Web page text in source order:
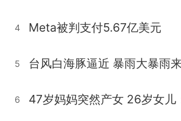
4 Meta被判支付5.67亿美元
5 台风白海豚逼近 暴雨大暴雨
6